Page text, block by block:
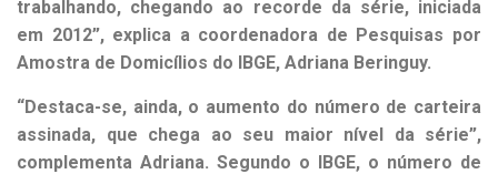
trabalhando, chegando ao recorde da série, iniciada
em 2012”, explica a coordenadora de Pesquisas por
Amostra de Domicílios do IBGE, Adriana Beringuy.
“Destaca-se, ainda, o aumento do número de carteira
assinada, que chega ao seu maior nível da série”,
complementa Adriana. Segundo o IBGE, o número de